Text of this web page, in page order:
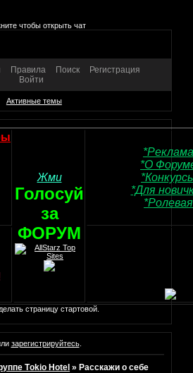
чтобы открыть чат
Правила Поиск
Регистрация
Войти
Активные темы
Жми
Голосуй
за
ФОРУМ
*О
*Для
страницу стартовой.
зарегистрируйтесь.
Tоkio Hotel »Расскажи о себе